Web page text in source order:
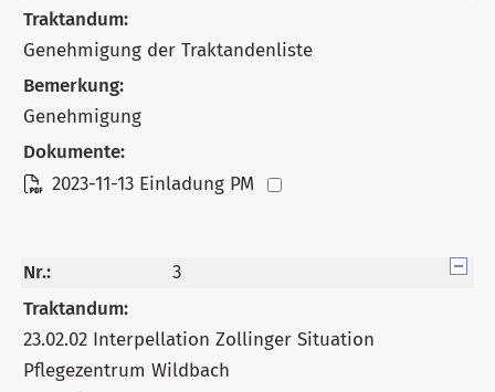
Traktandum:
Genehmigung der Traktandenliste
Bemerkung:
Genehmigung
Dokumente:
2023-11-13 Einladung PM
Nr.:
3
Traktandum:
23.02.02 Interpellation Zollinger Situation
Pflegezentrum Wildbach